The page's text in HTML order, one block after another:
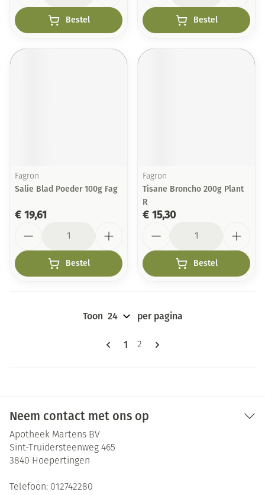
Bestel Bestel
Fagron
Salie Blad Poeder 100g Fag
€ 19,61
Bestel
Fagron
Tisane Broncho 200g Plant
R
€ 15,30
Bestel
Pagina's
U lees momenteel pagina
1 Pagina
2
Toon per pagina
Neem contact met ons op
Apotheek Martens BV
Sint-Truidersteenweg 465
3840 Hoepertingen
Telefoon: 012742280